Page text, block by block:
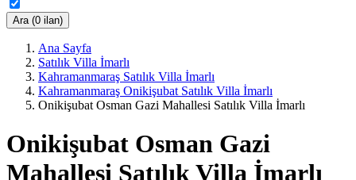
Ara (0 ilan)
Ana Sayfa
Satılık Villa İmarlı
Kahramanmaraş Satılık Villa İmarlı
Kahramanmaraş Onikişubat Satılık Villa İmarlı
Onikişubat Osman Gazi Mahallesi Satılık Villa İmarlı
Onikişubat Osman Gazi
Mahallesi Satılık Villa İmarlı